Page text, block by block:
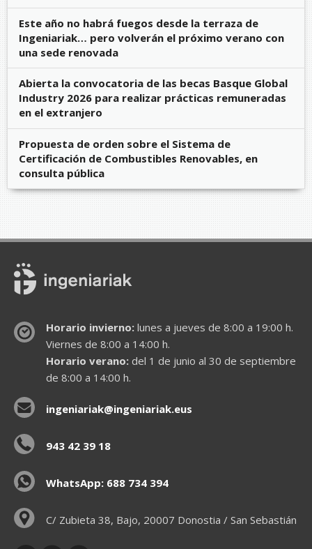
Este año no habrá fuegos desde la terraza de
Ingeniariak… pero volverán el próximo verano con
una sede renovada
Abierta la convocatoria de las becas Basque Global
Industry 2026 para realizar prácticas remuneradas
en el extranjero
Propuesta de orden sobre el Sistema de
Certificación de Combustibles Renovables, en
consulta pública
Horario invierno:lunes a jueves de 8:00 a 19:00 h.
Viernes de 8:00 a 14:00 h.
Horario verano:del 1 de junio al 30 de septiembre
de 8:00 a 14:00 h.
ingeniariak@ingeniariak.eus
943 42 39 18
WhatsApp: 688 734 394
C/ Zubieta 38, Bajo, 20007 Donostia / San Sebastián